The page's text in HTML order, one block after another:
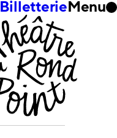
BilletterieMenu